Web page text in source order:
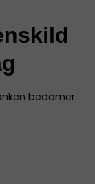
bedömer